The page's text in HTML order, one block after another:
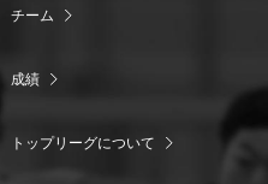
チーム
成績
トップリーグについて